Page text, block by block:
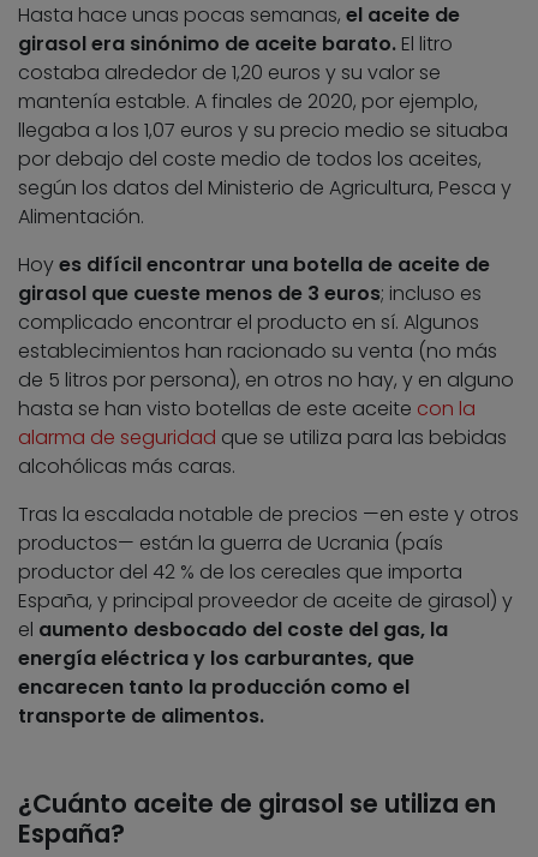
Hasta hace unas pocas semanas, el aceite de
girasol era sinónimo de aceite barato. El litro
costaba alrededor de 1,20 euros y su valor se
mantenía estable. A finales de 2020, por ejemplo,
llegaba a los 1,07 euros y su precio medio se situaba
por debajo del coste medio de todos los aceites,
según los datos del Ministerio de Agricultura, Pesca y
Alimentación.
Hoyes difícil encontrar una botella de aceite de
girasol que cueste menos de 3 euros; incluso es
complicado encontrar el producto en sí. Algunos
establecimientos han racionado su venta (no más
de 5 litros por persona), en otros no hay, y en alguno
hasta se han visto botellas de este aceite con la
alarma de seguridad que se utiliza para las bebidas
alcohólicas más caras.
Tras la escalada notable de precios —en este y otros
productos— están la guerra de Ucrania (país
productor del 42 % de los cereales que importa
España, y principal proveedor de aceite de girasol) y
el aumento desbocado del coste del gas, la
energía eléctrica y los carburantes, que
encarecen tanto la producción como el
transporte de alimentos.
¿Cuánto aceite de girasol se utiliza en
España?